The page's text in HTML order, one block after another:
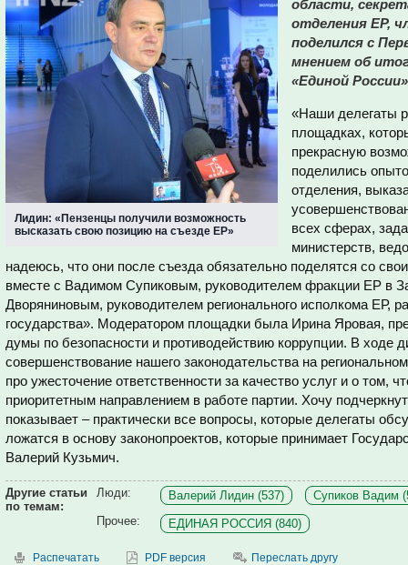
Лидин: «Пензенцы получили возможность
высказать свою позицию на съезде ЕР»
области,
отделения ЕР,
поделился с
мнением об
«Единой
«Наши делегаты
площадках,
прекрасную
поделились
отделения,
всех сферах,
министерств,
надеюсь, что они после съезда обязательно поделятся со
вместе с Вадимом Супиковым, руководителем фракции ЕР в
Дворяниновым, руководителем регионального исполкома ЕР,
государства». Модератором площадки была Ирина Яровая,
думы по безопасности и противодействию коррупции. В ходе
совершенствование нашего законодательства на
про ужесточение ответственности за качество услуг и о том,
приоритетным направлением в работе партии. Хочу
показывает – практически все вопросы, которые делегаты
ложатся в основу законопроектов, которые принимает
Валерий Кузьмич.
Другие статьи
по темам:
Люди: Валерий Лидин (537)
Супиков Вадим
Прочее:
ЕДИНАЯ РОССИЯ (840)
Распечатать PDF версия Переслать другу